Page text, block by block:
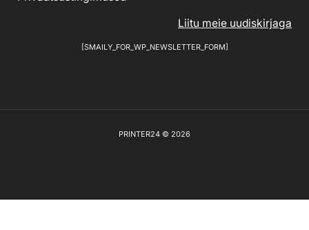
Liitu meie uudiskirjaga
[SMAILY_FOR_WP_NEWSLETTER_FORM]
PRINTER24 © 2026